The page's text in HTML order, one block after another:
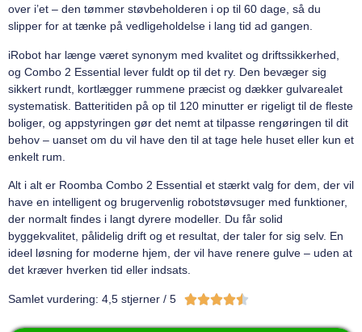
over i’et – den tømmer støvbeholderen i op til 60 dage, så du
slipper for at tænke på vedligeholdelse i lang tid ad gangen.
iRobot har længe været synonym med kvalitet og driftssikkerhed,
og Combo 2 Essential lever fuldt op til det ry. Den bevæger sig
sikkert rundt, kortlægger rummene præcist og dækker gulvarealet
systematisk. Batteritiden på op til 120 minutter er rigeligt til de fleste
boliger, og appstyringen gør det nemt at tilpasse rengøringen til dit
behov – uanset om du vil have den til at tage hele huset eller kun et
enkelt rum.
Alt i alt er Roomba Combo 2 Essential et stærkt valg for dem, der vil
have en intelligent og brugervenlig robotstøvsuger med funktioner,
der normalt findes i langt dyrere modeller. Du får solid
byggekvalitet, pålidelig drift og et resultat, der taler for sig selv. En
ideel løsning for moderne hjem, der vil have renere gulve – uden at
det kræver hverken tid eller indsats.
Samlet vurdering: 4,5 stjerner / 5 